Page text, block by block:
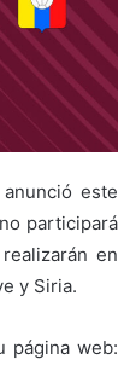
este
participará
en
y Siria.
página web: